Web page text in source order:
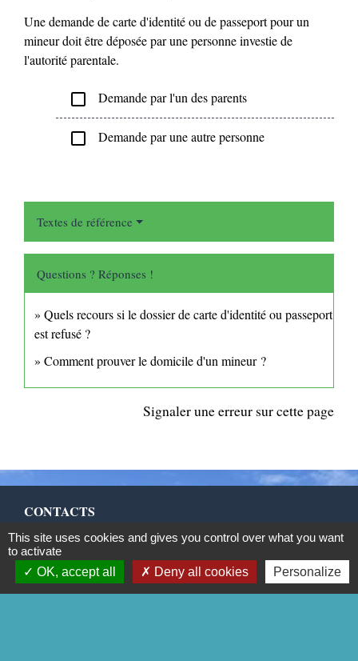
Une demande de carte d'identité ou de passeport pour un
mineur doit être déposée par une personne investie de
l'autorité parentale.
check_box_outline_blank Demande par l'un des parents
check_box_outline_blank Demande par une autre personne
Textes de référence
Questions ? Réponses !
Quels recours si le dossier de carte d'identité ou passeport
est refusé ?
Comment prouver le domicile d'un mineur ?
Signaler une erreur sur cette page
CONTACTS
Commune de Mittainville
5 rue de la Mairie
78125 Mittainville - FRANCE
+33 1 34 85 01 62
This site uses cookies and gives you control over what you want
to activate
OK, accept all
Deny all cookies Personalize